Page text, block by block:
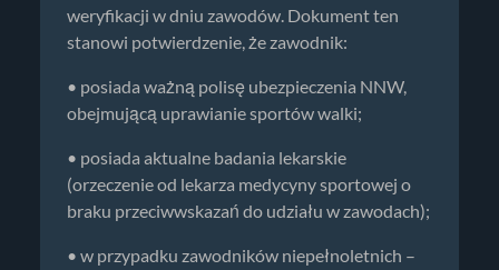
weryfikacji w dniu zawodów. Dokument ten
stanowi potwierdzenie, że zawodnik:
• posiada ważną polisę ubezpieczenia NNW,
obejmującą uprawianie sportów walki;
• posiada aktualne badania lekarskie
(orzeczenie od lekarza medycyny sportowej o
braku przeciwwskazań do udziału w zawodach);
• w przypadku zawodników niepełnoletnich –